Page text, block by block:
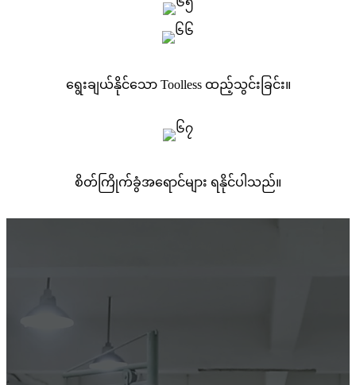
ရွေးချယ်နိုင်သော Toolless ထည့်သွင်းခြင်း။
စိတ်ကြိုက်ခွံအရောင်များ ရနိုင်ပါသည်။